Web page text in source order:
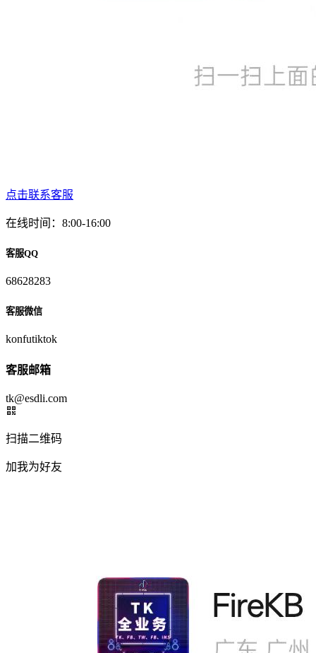
点击联系客服
在线时间：8:00-16:00
客服QQ
68628283
客服微信
konfutiktok
客服邮箱
tk@esdli.com
扫描二维码
加我为好友